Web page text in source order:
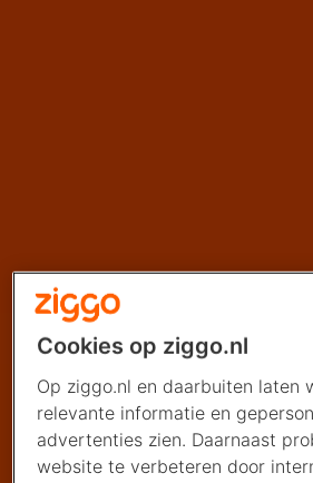
Cookies op ziggo.nl
Op ziggo.nl en daarbuiten laten
relevante informatie en
advertenties zien. Daarnaast
website te verbeteren door